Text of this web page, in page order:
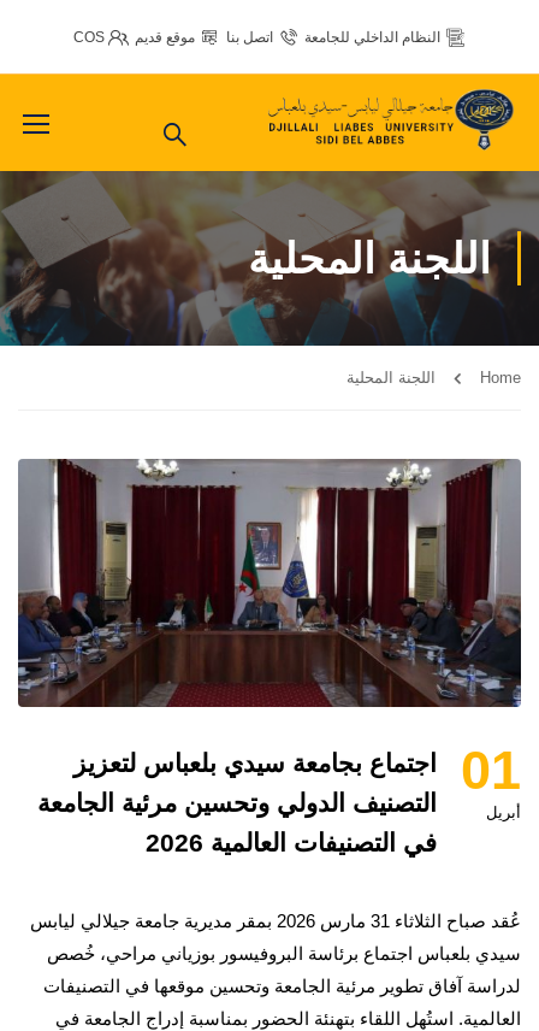
النظام الداخلي للجامعة اتصل بنا موقع قديم COS
اللجنة المحلية
Home اللجنة المحلية
01
أبريل
اجتماع بجامعة سيدي بلعباس لتعزيز
التصنيف الدولي وتحسين مرئية الجامعة
في التصنيفات العالمية 2026
عُقد صباح الثلاثاء 31 مارس 2026 بمقر مديرية جامعة جيلالي ليابس
سيدي بلعباس اجتماع برئاسة البروفيسور بوزياني مراحي، خُصص
لدراسة آفاق تطوير مرئية الجامعة وتحسين موقعها في التصنيفات
العالمية. استُهل اللقاء بتهنئة الحضور بمناسبة إدراج الجامعة في